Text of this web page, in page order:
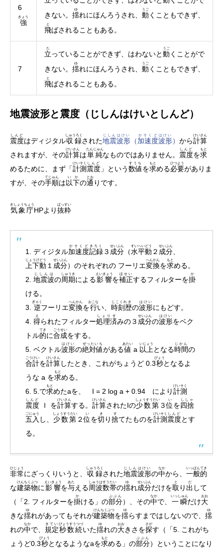
6
強
きょう
きない。 揺
ゆ
れにほんろうされ、 動
うご
くこともできず、
飛
と
ばされることもある。
7
立
た
っていることができず、はわないと動
うご
くことがで
きない。 揺
ゆ
れにほんろうされ、 動
うご
くこともできず、
飛
と
ばされることもある。
地震波形と震度（じしんはけいとしんど）
震度
しんど
はディジタル収録
しゅうろく
された地震
じしん
波形
はけい
（加速度
かそくど
波形
はけい
） から計算
けいさん
されますが、その計算
けいさん
は単純
たんじゅん
なものではありません。 震度
しんど
を求
もと
めるために、まず「計測
けいそく
震度
しんど
」という数値
すうち
を求
もと
める必要
ひつよう
がありま
すが、その手順
てじゅん
は以下
いか
の通
とお
りです。
気象庁
きしょうちょう
HPより抜粋
ばっすい
1. ディジタル加速度
かそくど
記録
きろく
３ 成分
せいぶん
（水平動
すいへいどう
２ 成分
せいぶん
上下動
じょうげどう
１ 成分
せいぶん
）のそれぞれの フーリエ変換
へんかん
を求
もと
める。
2. 地震波
じしんは
の周期
しゅうき
による影響
えいきょう
を補正
ほせい
するフィルターを掛
か
ける。
3. 逆
ぎゃく
フーリエ変換
へんかん
を行
おこな
い、 時刻歴
じこくれき
の波形
はけい
にもどす。
4. 得
え
られたフィルター処理済
しょりす
みの３ 成分
せいぶん
の波形
はけい
をベク
トル的
てき
に合成
ごうせい
をする。
5. ベクトル波形
はけい
の絶対値
ぜったいち
がある値
あたい
a 以上
いじょう
となる時間
じかん
の
合計
ごうけい
を計算
けいさん
したとき、これがちょうど 0.3秒
びょう
となるよ
うな a を求
もと
める。
6. 5.で求
もと
めたaを、 I = 2 log a + 0.94 により計測
けいそく
震度
しんど
Ｉ を計算
けいさん
する。 計算
けいさん
されたIの少数第
しょうすうだい
３位
い
を四捨
ししゃ
五入
ごにゅう
し、 少数第
しょうすうだい
２位
い
を切
き
り捨
す
てたものを計測
けいそく
震度
しんど
とす
る。
非常
ひじょう
にざっくりいうと、 収録
しゅうろく
された地震
じしん
波形
はけい
の中
なか
から、 一般的
いっぱんてき
な建築物
けんちくぶつ
に影響
えいきょう
を与
あた
える周波
しゅうは
数帯
すうたい
の揺
ゆ
れ成分
せいぶん
だけを取
と
り出
だ
して
（「2. フィルターを掛
か
ける」の部分
ぶぶん
）、その中
なか
で、 一瞬
いっしゅん
だけ大
おお
きな揺
ゆ
れがあってもそれが建築物
けんちくぶつ
を揺
ゆ
らすまではしないので、 揺
ゆ
れの中
なか
で、 規定
きてい
秒数続
びょうすうつづ
いた揺
ゆ
れの大
おお
きさを探
さが
す（「5. これがち
ょうど0.3秒
びょう
となるようなaを求
もと
める」の部分
ぶぶん
）ということになり